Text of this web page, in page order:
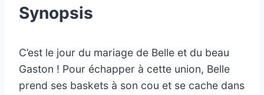
Synopsis
C’est le jour du mariage de Belle et du beau
Gaston ! Pour échapper à cette union, Belle
prend ses baskets à son cou et se cache dans